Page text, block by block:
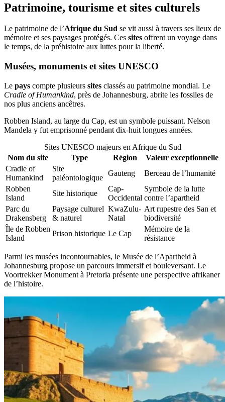
Patrimoine, tourisme et sites culturels
Le patrimoine de l’Afrique du Sud se vit aussi à travers ses lieux de
mémoire et ses paysages protégés. Ces sites offrent un voyage dans
le temps, de la préhistoire aux luttes pour la liberté.
Musées, monuments et sites UNESCO
Le pays compte plusieurs sites classés au patrimoine mondial. Le
Cradle of Humankind, près de Johannesburg, abrite les fossiles de
nos plus anciens ancêtres.
Robben Island, au large du Cap, est un symbole puissant. Nelson
Mandela y fut emprisonné pendant dix-huit longues années.
Sites UNESCO majeurs en Afrique du Sud
Nom du site
Type Région
Valeur exceptionnelle
Cradle of
Humankind
Site
paléontologique
Gauteng
Berceau de l’humanité
Robben
Island
Site historique
Cap-
Occidental
Symbole de la lutte
contre l’apartheid
Parc du
Drakensberg
Paysage culturel
& naturel
KwaZulu-
Natal
Art rupestre des San et
biodiversité
Île de Robben
Island
Prison historique Le Cap
Mémoire de la
résistance
Parmi les musées incontournables, le Musée de l’Apartheid à
Johannesburg propose un parcours immersif et bouleversant. Le
Voortrekker Monument à Pretoria présente une perspective afrikaner
de l’histoire.